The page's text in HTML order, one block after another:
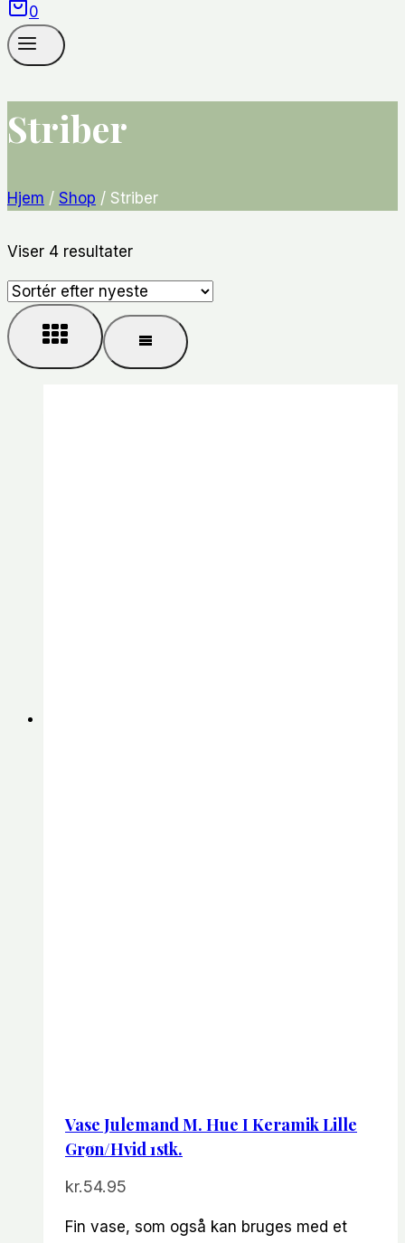
0
Striber
Hjem / Shop / Striber
Viser 4 resultaterSorteret
seneste
Vase Julemand M. Hue I Keramik Lille
Grøn/hvid 1stk.
kr.54.95
Fin vase, som også kan bruges med et